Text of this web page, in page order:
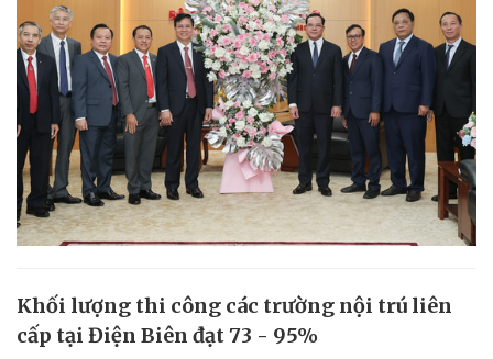
Khối lượng thi công các trường nội trú liên
cấp tại Điện Biên đạt 73 - 95%